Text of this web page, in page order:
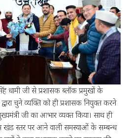
धामी जी से प्रशासक ब्लॉक प्रमुखों के
चुने व्यक्ति को ही प्रशासक नियुक्त करने
जी का आभार व्यक्त किया। साथ ही
खंड स्तर पर आने वाली समस्याओं के सम्बन्ध